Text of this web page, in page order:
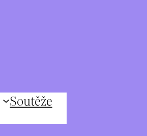
Soutěže